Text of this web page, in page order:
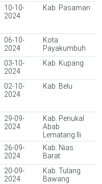
10-10-
2024
Kab. Pasaman
06-10-
2024
Kota
Payakumbuh
03-10-
2024
Kab. Kupang
02-10-
2024
Kab. Belu
29-09-
2024
Kab. Penukal
Abab
Lematang Ili
26-09-
2024
Kab. Nias
Barat
20-09-
2024
Kab. Tulang
Bawang